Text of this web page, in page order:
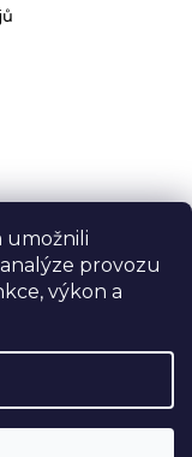
umožnili
provozu
výkon a
práva vyhrazena.